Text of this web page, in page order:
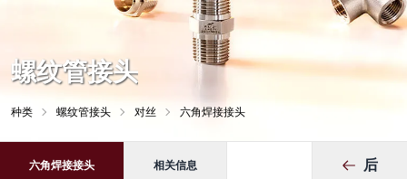
螺纹管接头
种类 螺纹管接头 对丝 六角焊接接头
六角焊接接头 相关信息 后